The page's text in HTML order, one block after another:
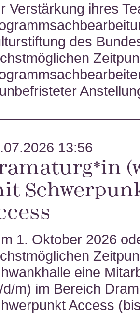
Verstärkung ihres
des
13:56
1. Oktober 2026
eine
d/m) im Bereich
Access